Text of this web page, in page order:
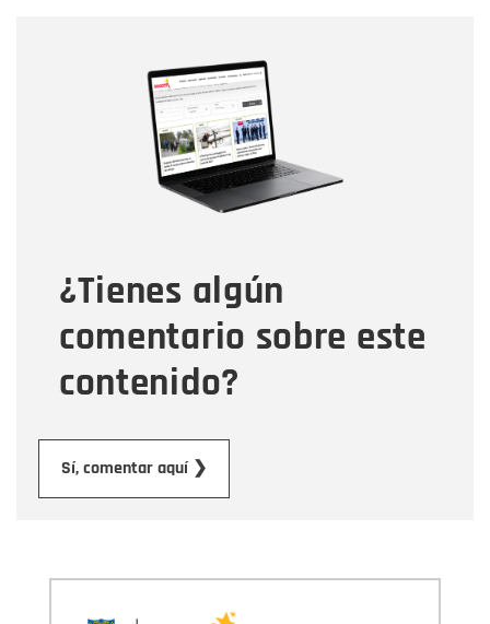
¿Tienes algún
comentario sobre este
contenido?
Sí, comentar aquí ❯
Correo electrónico
Tipo de comentario
Mensaje